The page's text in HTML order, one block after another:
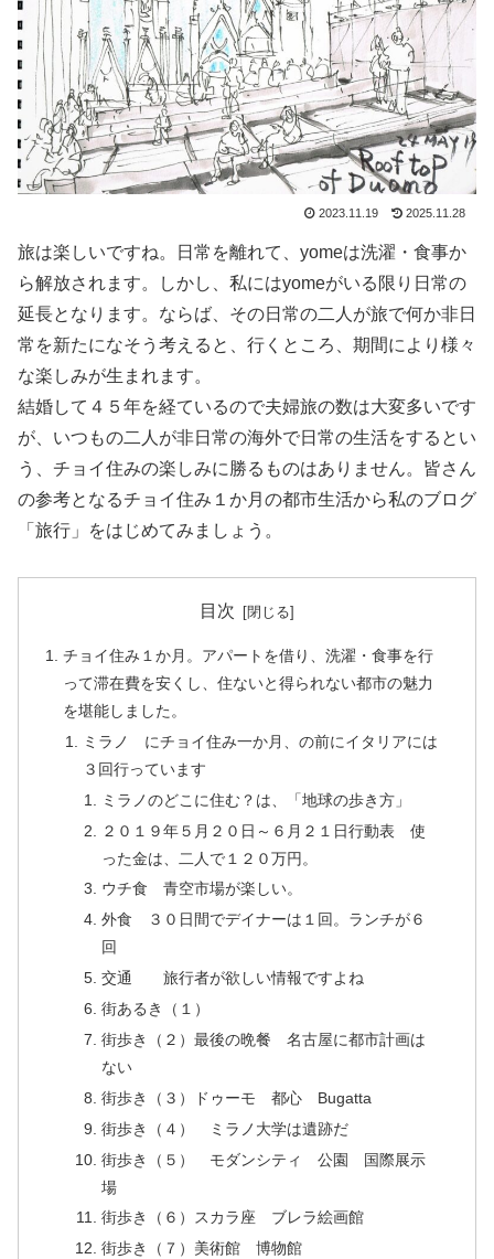
2023.11.19 2025.11.28
旅は楽しいですね。日常を離れて、yomeは洗濯・食事か
ら解放されます。しかし、私にはyomeがいる限り日常の
延長となります。ならば、その日常の二人が旅で何か非日
常を新たになそう考えると、行くところ、期間により様々
な楽しみが生まれます。
結婚して４５年を経ているので夫婦旅の数は大変多いです
が、いつもの二人が非日常の海外で日常の生活をするとい
う、チョイ住みの楽しみに勝るものはありません。皆さん
の参考となるチョイ住み１か月の都市生活から私のブログ
「旅行」をはじめてみましょう。
目次
チョイ住み１か月。アパートを借り、洗濯・食事を行
って滞在費を安くし、住ないと得られない都市の魅力
を堪能しました。
ミラノ にチョイ住み一か月、の前にイタリアには
３回行っています
ミラノのどこに住む？は、「地球の歩き方」
２０１９年５月２０日～６月２１日行動表 使
った金は、二人で１２０万円。
ウチ食 青空市場が楽しい。
外食 ３０日間でデイナーは１回。ランチが６
回
交通 旅行者が欲しい情報ですよね
街あるき（１）
街歩き（２）最後の晩餐 名古屋に都市計画は
ない
街歩き（３）ドゥーモ 都心 Bugatta
街歩き（４） ミラノ大学は遺跡だ
街歩き（５） モダンシティ 公園 国際展示
場
街歩き（６）スカラ座 ブレラ絵画館
街歩き（７）美術館 博物館